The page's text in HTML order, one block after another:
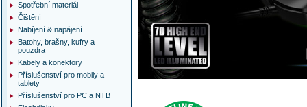
Spotřební materiál
Čištění
Nabíjení & napájení
Batohy, brašny, kufry a
pouzdra
Kabely a konektory
Příslušenství pro mobily a
tablety
Příslušenství pro PC a NTB